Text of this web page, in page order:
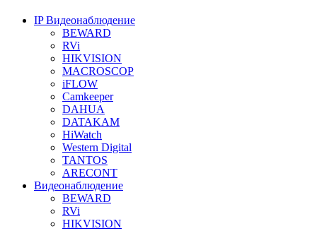
IP Видеонаблюдение
BEWARD
RVi
HIKVISION
MACROSCOP
iFLOW
Camkeeper
DAHUA
DATAKAM
HiWatch
Western Digital
TANTOS
ARECONT
Видеонаблюдение
BEWARD
RVi
HIKVISION